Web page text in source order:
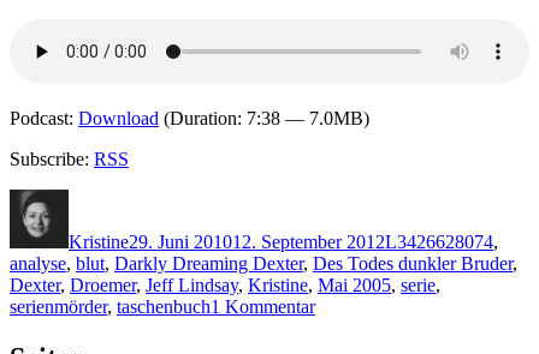
Podcast: Download (Duration: 7:38 — 7.0MB)
Subscribe: RSS
Kristine29. Juni 201012. September 2012L3426628074,
analyse, blut, Darkly Dreaming Dexter, Des Todes dunkler Bruder,
Dexter, Droemer, Jeff Lindsay, Kristine, Mai 2005, serie,
serienmörder, taschenbuch1 Kommentarzu